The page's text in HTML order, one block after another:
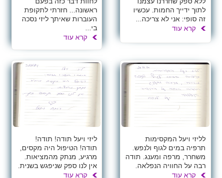
לתוך ידייך החמות. עכשיו
זה סופי: אני לא צריכה...
קרא עוד
ראשונה... חזרתי לתקופת
העוברות שאיתך ליזי נסכה
בי...
קרא עוד
לליזי ויעל המקסימות
תרפיה במים לגוף ולנפש.
משחרר, מרפה ומענג. תודה
רבה על החוויה הנפלאה.
קרא עוד
ליזי ויעל תודה! תודה!
תודה! הטיפול היה מקסים,
מרגיע, מנתק מהמציאות.
אין לנו ספק שניפגש בשנית.
קרא עוד